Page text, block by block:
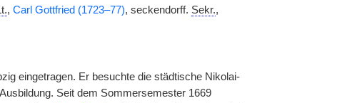
, Carl Gottfried (1723–77), seckendorff. Sekr.,
eingetragen. Er besuchte die städtische Nikolai-
Ausbildung. Seit dem Sommersemester 1669